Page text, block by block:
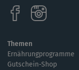
Themen
Ernährungprogramme
Gutschein-Shop